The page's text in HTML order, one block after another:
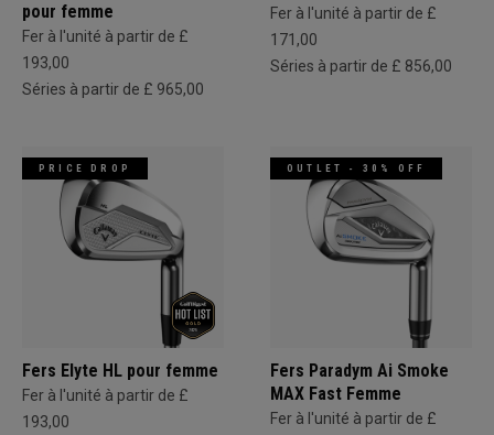
pour femme
Fer à l'unité à partir de £
193,00
Séries à partir de £ 965,00
Fer à l'unité à partir de £
171,00
Séries à partir de £ 856,00
PRICE DROP
Fers Elyte HL pour femme
Fer à l'unité à partir de £
193,00
OUTLET - 30% OFF
Fers Paradym Ai Smoke
MAX Fast Femme
Fer à l'unité à partir de £